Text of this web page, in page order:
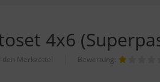
4x6
Bewertung: